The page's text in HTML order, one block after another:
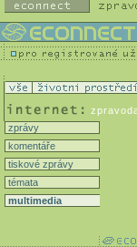
zprávy
komentáře
tiskové zprávy
témata
multimedia